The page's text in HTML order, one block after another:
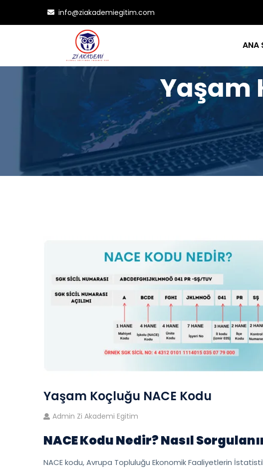
info@ziakademiegitim.com
ANA
Yaşam
Yaşam Koçluğu NACE Kodu
Admin Zi Akademi Egitim
NACE Kodu Nedir? Nasıl
NACE kodu, Avrupa Topluluğu Ekonomik Faaliyetlerin